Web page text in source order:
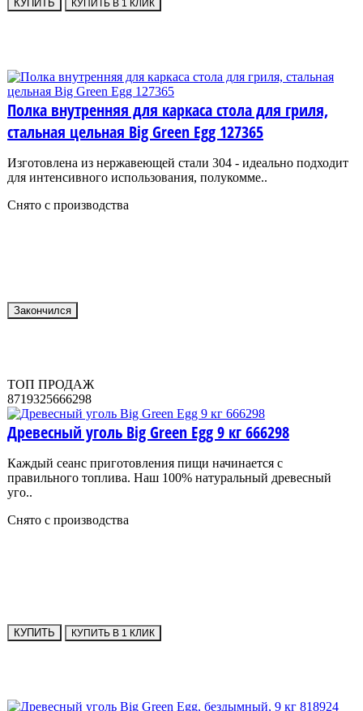
КУПИТЬ КУПИТЬ В 1 КЛИК
Полка внутренняя для каркаса стола для гриля,
стальная цельная Big Green Egg 127365
Изготовлена из нержавеющей стали 304 - идеально подходит
для интенсивного использования, полукомме..
Снято с производства
Закончился
ТОП ПРОДАЖ
8719325666298
Древесный уголь Big Green Egg 9 кг 666298
Каждый сеанс приготовления пищи начинается с
правильного топлива. Наш 100% натуральный древесный
уго..
Снято с производства
КУПИТЬ КУПИТЬ В 1 КЛИК